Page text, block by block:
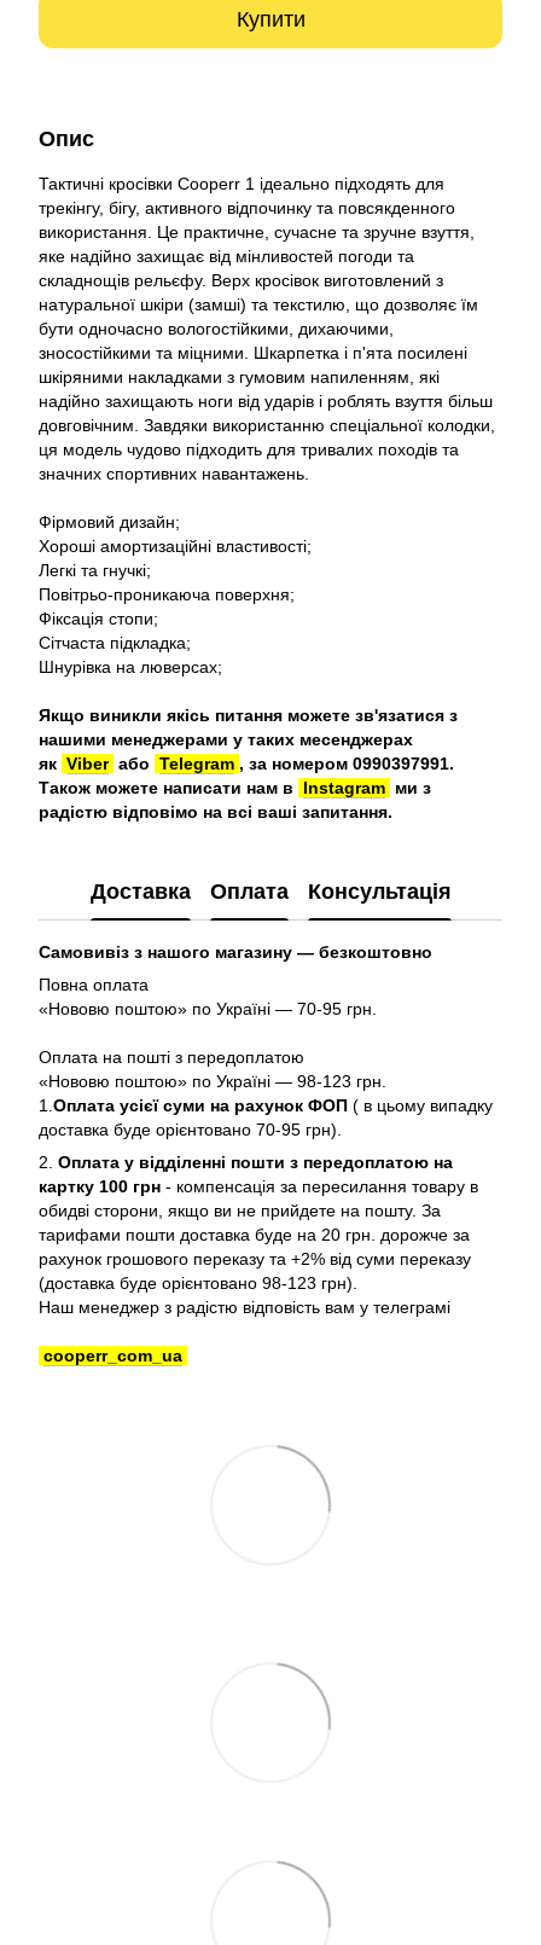
Купити
Опис
Тактичні кросівки Cooperr 1 ідеально підходять для
трекінгу, бігу, активного відпочинку та повсякденного
використання. Це практичне, сучасне та зручне взуття,
яке надійно захищає від мінливостей погоди та
складнощів рельєфу. Верх кросівок виготовлений з
натуральної шкіри (замші) та текстилю, що дозволяє їм
бути одночасно вологостійкими, дихаючими,
зносостійкими та міцними. Шкарпетка і п'ята посилені
шкіряними накладками з гумовим напиленням, які
надійно захищають ноги від ударів і роблять взуття більш
довговічним. Завдяки використанню спеціальної колодки,
ця модель чудово підходить для тривалих походів та
значних спортивних навантажень.
Фірмовий дизайн;
Хороші амортизаційні властивості;
Легкі та гнучкі;
Повітрьо-проникаюча поверхня;
Фіксація стопи;
Сітчаста підкладка;
Шнурівка на люверсах;
Якщо виникли якісь питання можете зв'язатися з
нашими менеджерами у таких месенджерах
як Viber або Telegram , за номером 0990397991.
Також можете написати нам в
Instagram ми з
радістю відповімо на всі ваші запитання.
Доставка Оплата Консультація
Самовивіз з нашого магазину — безкоштовно
Повна оплата
«Нововю поштою» по Україні — 70-95 грн.
Оплата на пошті з передоплатою
«Нововю поштою» по Україні — 98-123 грн.
1. Оплата усієї суми на рахунок ФОП ( в цьому випадку
доставка буде орієнтовано 70-95 грн).
2. Оплата у відділенні пошти з передоплатою на
картку 100 грн - компенсація за пересилання товару в
обидві сторони, якщо ви не прийдете на пошту. За
тарифами пошти доставка буде на 20 грн. дорожче за
рахунок грошового переказу та +2% від суми переказу
(доставка буде орієнтовано 98-123 грн).
Наш менеджер з радістю відповість вам у телеграмі
cooperr_com_ua